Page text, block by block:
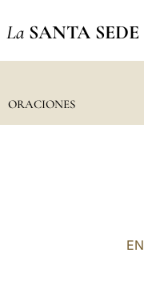
La SANTA SEDE
ORACIONES
EN